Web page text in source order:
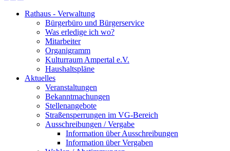
Rathaus - Verwaltung
Bürgerbüro und Bürgerservice
Was erledige ich wo?
Mitarbeiter
Organigramm
Kulturraum Ampertal e.V.
Haushaltspläne
Aktuelles
Veranstaltungen
Bekanntmachungen
Stellenangebote
Straßensperrungen im VG-Bereich
Ausschreibungen / Vergabe
Information über Ausschreibungen
Information über Vergaben